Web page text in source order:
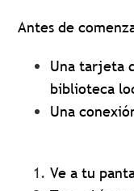
Antes de
Una tarjeta
biblioteca
Una
Ve a tu